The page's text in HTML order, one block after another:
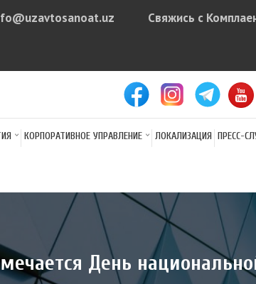
arrow
Свяжись с
КОРПОРАТИВНОЕ УПРАВЛЕНИЕ ЛОКАЛИЗАЦИЯ ПРЕСС-
День